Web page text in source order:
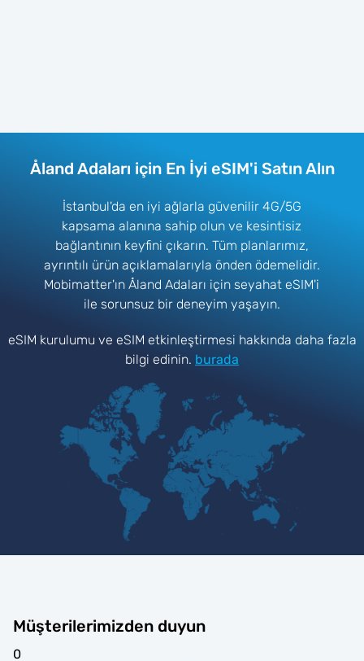
Åland Adaları için En İyi eSIM'i Satın Alın
İstanbul'da en iyi ağlarla güvenilir 4G/5G
kapsama alanına sahip olun ve kesintisiz
bağlantının keyfini çıkarın. Tüm planlarımız,
ayrıntılı ürün açıklamalarıyla önden ödemelidir.
Mobimatter'ın Åland Adaları için seyahat eSIM'i
ile sorunsuz bir deneyim yaşayın.
eSIM kurulumu ve eSIM etkinleştirmesi hakkında daha fazla
bilgi edinin. burada
Müşterilerimizden duyun
0